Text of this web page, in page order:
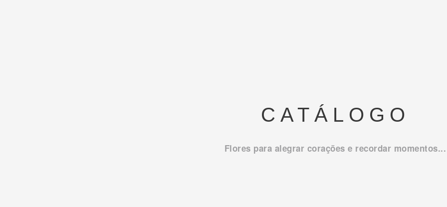
CATÁLOGO
Flores para alegrar corações e recordar momentos...